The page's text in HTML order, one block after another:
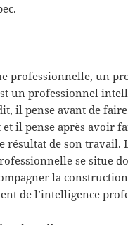
professionnelle, un
un professionnel
il pense avant de
il pense après avoir
résultat de son travail.
se situe
la
de l’intelligence